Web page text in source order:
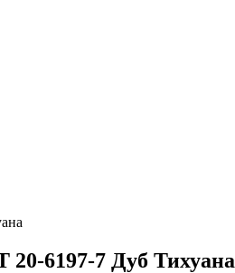
6197-7 Дуб Тихуана